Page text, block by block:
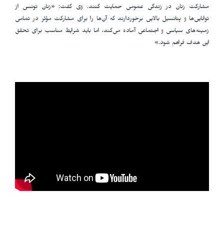
مشارکت زنان در زندگی عمومی حمایت کنند. وی گفت: «زنان تونسی از
توانایی‌ها و پتانسیل بالایی برخوردارند که آن‌ها را برای مشارکت مؤثر در تمامی
زمینه‌های سیاسی و اجتماعی آماده می‌کند، اما باید شرایط مناسب برای تحقق
این هدف فراهم شود.»